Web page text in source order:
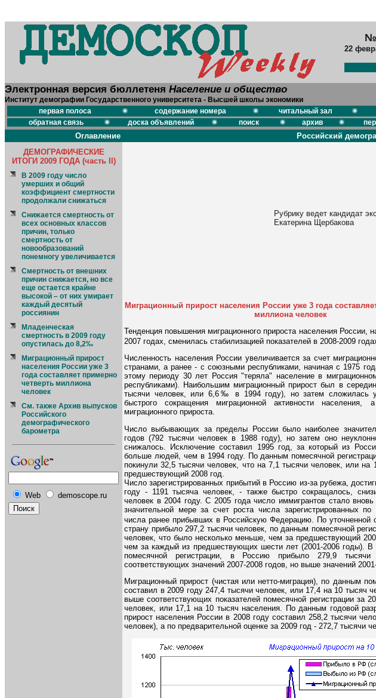
№
22
Электронная версия бюллетеня Население и общество
Институт демографии Государственного университета - Высшей школы экономики
первая полоса
содержание номера читальный зал
обратная связь
доска объявлений поиск архив
Оглавление
Российский
ДЕМОГРАФИЧЕСКИЕ
ИТОГИ 2009 ГОДА (часть II)
В 2009 году число
умерших и общий
коэффициент смертности
продолжали снижаться
Снижается смертность от
всех основных классов
причин, только
смертность от
новообразований
понемногу увеличивается
Смертность от внешних
причин снижается, но все
еще остается крайне
высокой – от них умирает
каждый десятый
россиянин
Младенческая
смертность в 2009 году
опустилась до 8,2‰
Миграционный прирост
населения России уже 3
года составляет примерно
четверть миллиона
человек
См. также Архив выпусков
Российского
демографического
барометра
Web demoscope.ru
Рубрику ведет кандидат
Екатерина Щербакова
Миграционный прирост населения России уже 3 года
миллиона человек
Тенденция повышения миграционного прироста населения России,
2007 годах, сменилась стабилизацией показателей в 2008-2009
Численность населения России увеличивается за счет
странами, а ранее - с союзными республиками, начиная с 1975
этому периоду 30 лет Россия "теряла" население в
республиками). Наибольшим миграционный прирост был в
тысячи человек, или 6,6‰ в 1994 году), но затем сложилась
быстрого сокращения миграционной активности
миграционного прироста.
Число выбывающих за пределы России было наиболее
годов (792 тысячи человек в 1988 году), но затем оно
снижалось. Исключение составил 1995 год, за который из
больше людей, чем в 1994 году. По данным помесячной
покинули 32,5 тысячи человек, что на 7,1 тысячи человек, или
предшествующий 2008 год.
Число зарегистрированных прибытий в Россию из-за рубежа,
году - 1191 тысяча человек, - также быстро сокращалось,
человек в 2004 году. С 2005 года число иммигрантов стало
значительной мере за счет роста числа зарегистрированных
числа ранее прибывших в Российскую Федерацию. По уточненной
страну прибыло 297,2 тысячи человек, по данным помесячной
человек, что было несколько меньше, чем за предшествующий
чем за каждый из предшествующих шести лет (2001-2006 годы). В
помесячной регистрации, в Россию прибыло 279,9
соответствующих значений 2007-2008 годов, но выше значений
Миграционный прирост (чистая или нетто-миграция), по данным
составил в 2009 году 247,4 тысячи человек, или 17,4 на 10 тысяч
выше соответствующих показателей помесячной регистрации за
человек, или 17,1 на 10 тысяч населения. По данным годовой
прирост населения России в 2008 году составил 258,2 тысячи
человек), а по предварительной оценке за 2009 год - 272,7 тысячи